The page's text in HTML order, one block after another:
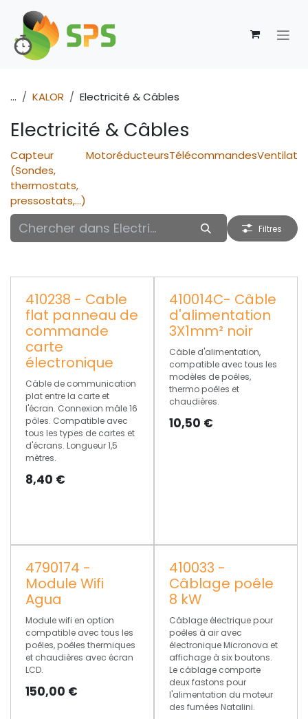
Se rendre au contenu
... KALOR Electricité & Câbles
Electricité & Câbles
Capteur
(Sondes,
thermostats,
pressostats,...)
MotoréducteursTélécommandes
Filtres
410238 - Cable
flat panneau de
commande
carte
électronique
Câble de communication
plat entre la carte et
l'écran. Connexion mâle 16
pôles. Compatible avec
tous les types de cartes et
d'écrans. Longueur 1,5
mètres.
8,40 €
410014C- Câble
d'alimentation
3X1mm² noir
Câble d'alimentation,
compatible avec tous les
modèles de poêles,
thermo poêles et
chaudières.
10,50 €
4790174 -
Module Wifi
Agua
Module wifi en option
compatible avec tous les
poêles, poêles thermiques
et chaudières avec écran
LCD.
150,00 €
410033 -
Câblage poêle
8 kW
Câblage électrique pour
poêles à air avec
électronique Micronova et
affichage à six boutons.
Le câblage comporte
deux fastons pour
l'alimentation du moteur
des fumées Natalini.